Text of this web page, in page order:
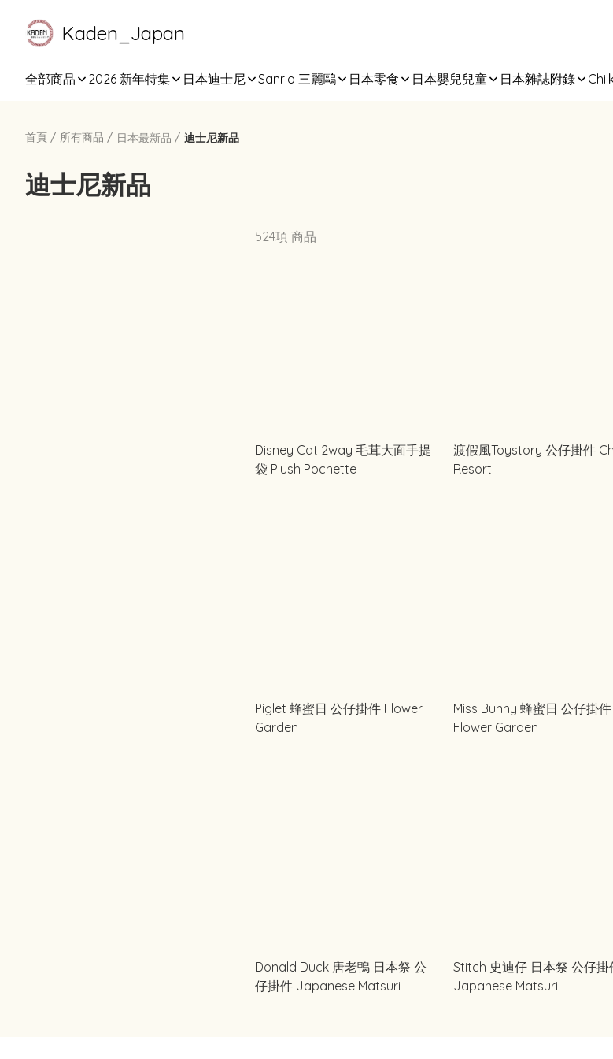
Kaden_Japan
全部商品 2026 新年特集 日本迪士尼 Sanrio 三麗鷗 日本零食 日本嬰兒兒童 日本雜誌附錄
首頁 / 所有商品 / 日本最新品 / 迪士尼新品
迪士尼新品
524項 商品
Disney Cat 2way 毛茸大面手提
袋 Plush Pochette
渡假風Toystory 公仔掛件
Resort
Piglet 蜂蜜日 公仔掛件 Flower
Garden
Miss Bunny 蜂蜜日 公仔掛件
Flower Garden
Donald Duck 唐老鴨 日本祭 公
仔掛件 Japanese Matsuri
Stitch 史迪仔 日本祭 公仔掛
Japanese Matsuri